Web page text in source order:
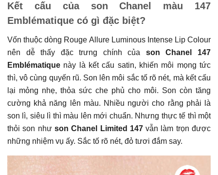
Kết cấu của son Chanel màu 147
Emblématique có gì đặc biệt?
Vốn thuộc dòng Rouge Allure Luminous Intense Lip Colour
nên dễ thấy đặc trưng chính của son Chanel 147
Emblématique này là kết cấu satin, khiến môi mọng tức
thì, vô cùng quyến rũ. Son lên môi sắc tố rõ nét, mà kết cấu
lại mỏng nhẹ, thỏa sức che phủ cho môi. Son còn tăng
cường khả năng lên màu. Nhiều người cho rằng phải là
son lì, siêu lì thì màu lên mới chuẩn. Nhưng thực tế thì một
thỏi son như son Chanel Limited 147vẫn làm trọn được
những nhiệm vụ ấy. Sắc tố rõ nét, đỏ tươi đắm say.